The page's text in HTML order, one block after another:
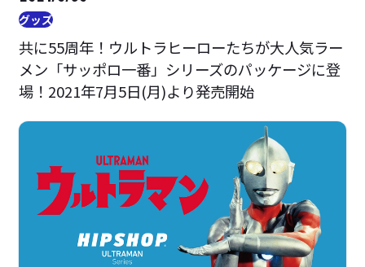
グッズ
共に55周年！ウルトラヒーローたちが大人気ラー
メン「サッポロ一番」シリーズのパッケージに登
場！2021年7月5日(月)より発売開始